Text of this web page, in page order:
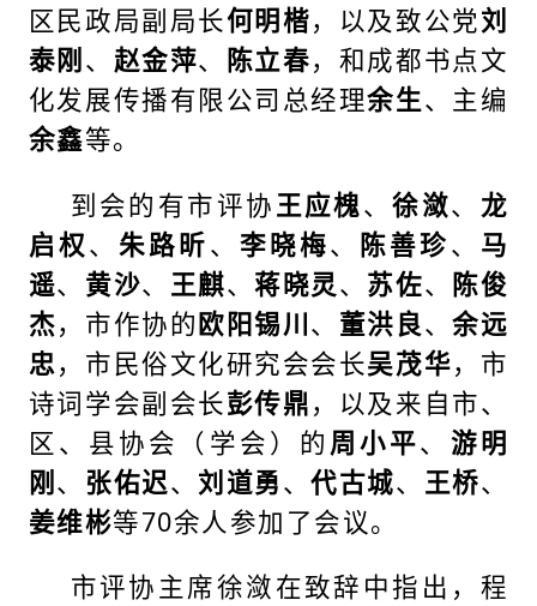
区民政局副局长何明楷，以及致公党刘
泰刚 、 赵金萍、 陈立春，和成都书点文
化发展传播有限公司总经理余生、主编
余鑫等。
到会的有市评协王应槐、徐潋、 龙
启权、朱路昕、 李晓梅、 陈善珍、 马
遥、 黄沙、 王麒、蒋晓灵、 苏佐、 陈俊
杰，市作协的欧阳锡川、 董洪良、余远
忠，市民俗文化研究会会长吴茂华，市
诗词学会副会长彭传鼎，以及来自市、
区、县协会（学会）的 周小平、 游明
刚 、 张佑迟、 刘道勇、代古城、 王桥、
姜维彬等70余人参加了会议。
市评协主席徐潋在致辞中指出，程